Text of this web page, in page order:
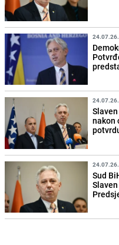
nakon
Sud